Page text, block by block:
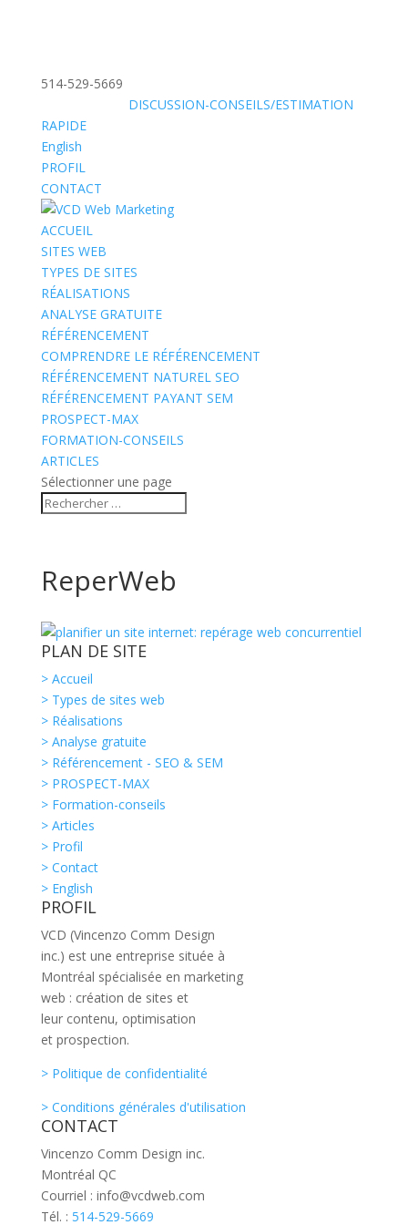
514-529-5669
DISCUSSION-CONSEILS/ESTIMATION
RAPIDE
English
PROFIL
CONTACT
ACCUEIL
SITES WEB
TYPES DE SITES
RÉALISATIONS
ANALYSE GRATUITE
RÉFÉRENCEMENT
COMPRENDRE LE RÉFÉRENCEMENT
RÉFÉRENCEMENT NATUREL SEO
RÉFÉRENCEMENT PAYANT SEM
PROSPECT-MAX
FORMATION-CONSEILS
ARTICLES
Sélectionner une page
ReperWeb
PLAN DE SITE
> Accueil
> Types de sites web
> Réalisations
> Analyse gratuite
> Référencement - SEO & SEM
> PROSPECT-MAX
> Formation-conseils
> Articles
> Profil
> Contact
> English
PROFIL
VCD (Vincenzo Comm Design
inc.) est une entreprise située à
Montréal spécialisée en marketing
web : création de sites et
leur contenu, optimisation
et prospection.
> Politique de confidentialité
> Conditions générales d'utilisation
CONTACT
Vincenzo Comm Design inc.
Montréal QC
Courriel : info@vcdweb.com
Tél. : 514-529-5669